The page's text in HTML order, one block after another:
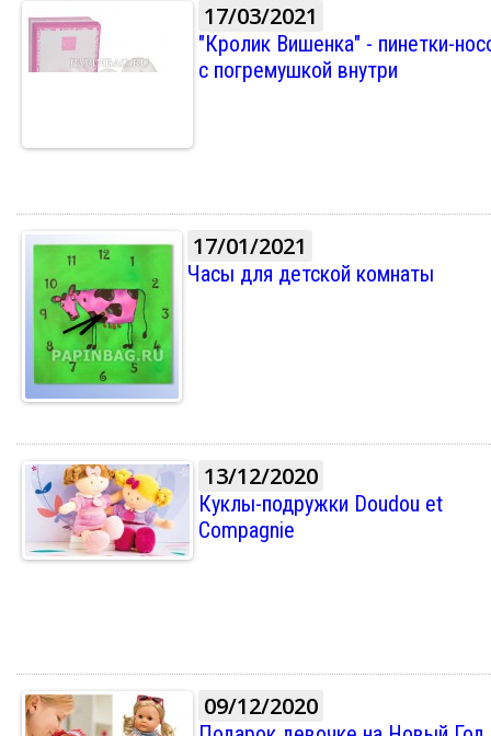
17/03/2021
"Кролик Вишенка" - пинетки-
с погремушкой внутри
17/01/2021
Часы для детской комнаты
13/12/2020
Куклы-подружки Doudou et
Compagnie
09/12/2020